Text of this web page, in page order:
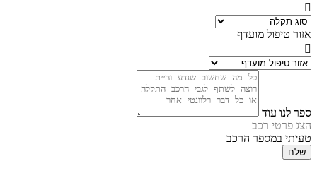
אזור טיפול מועדף
ספר לנו עוד
הצג פרטי רכב
טעיתי במספר הרכב
שלח